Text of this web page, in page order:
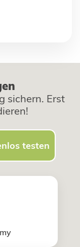
sichern. Erst
testen